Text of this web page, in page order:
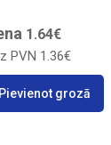
1.64€
PVN 1.36€
Pievienot grozā